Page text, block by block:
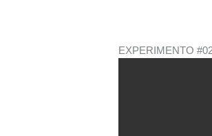
EXPERIMENTO